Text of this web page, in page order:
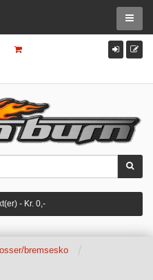
- Kr. 0,-
bremsesko